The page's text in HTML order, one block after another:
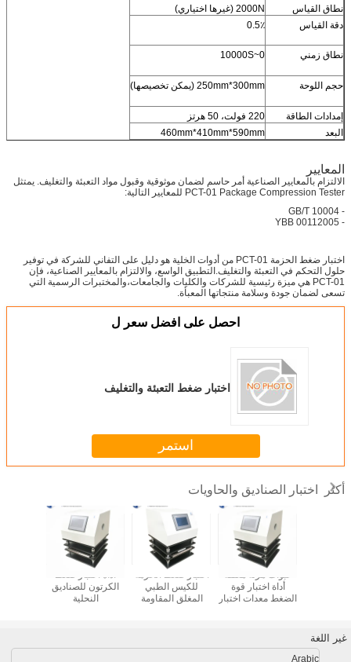
نطاق القياس
2000N (غيرها اختياري)
دقة القياس
0.5٪
نطاق زمني 0~10000S
حجم اللوحة 250mm*300mm (يمكن تخصيصها)
إمدادات الطاقة
220 فولت، 50 هرتز
البعد
460mm*410mm*590mm
المعايير
الالتزام بالمعايير الصناعية أمر حاسم لضمان موثوقية وقبول مواد التعبئة والتغليف. يمتثل
PCT-01 Package Compression Tester للمعايير التالية:
- GB/T 10004
- YBB 00112005
اختبار ضغط الحزمة PCT-01 من أدوات الخلية هو دليل على التفاني للشركة في توفير
حلول التحكم في التعبئة والتغليف.التطبيق الواسع، والالتزام بالمعايير الصناعية، فإن
PCT-01 هي ميزة رئيسية للشركات والكليات والجامعات،والمختبرات الرسمية التي
تسعى لضمان جودة وسلامة منتجاتها المعبأة.
احصل على افضل سعر ل
اختبار ضغط التعبئة والتغليف
استمر
أكثر اختبار الصناديق والحاويات
أداة اختبار ضغط
الكرتون للصناديق
النحلية
اختبار ضغط الحزمة
للكيس الطبي
المغلق المقاومة
عبوات مرنة مغلقة
أداة اختبار قوة
الضغط معدات اختبار
غير اللغة
Arabic